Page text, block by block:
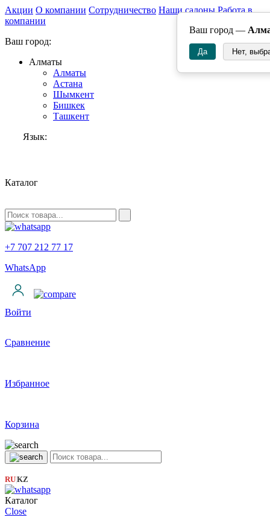
Ваш город —
Да Нет,
Акции О компании Сотрудничество Наши салоны Работа в
компании
Ваш город:
Алматы
Алматы
Астана
Шымкент
Бишкек
Ташкент
Язык:
Каталог
+7 707 212 77 17
WhatsApp
Войти
Сравнение
Избранное
Корзина
RU|KZ
Каталог
Close